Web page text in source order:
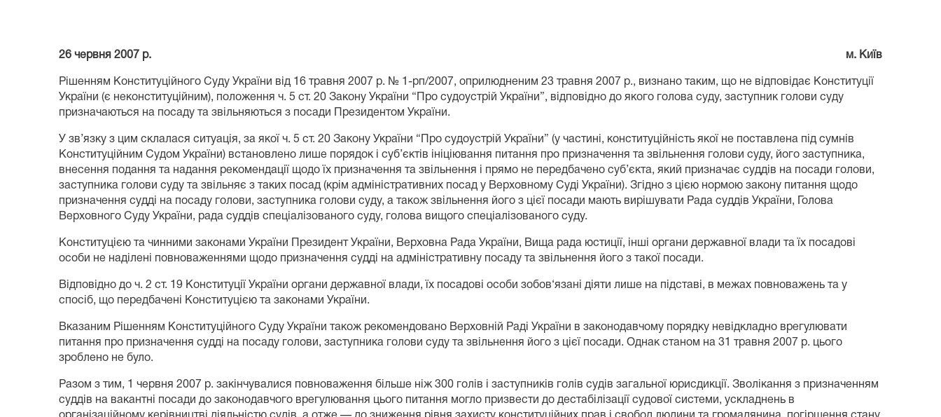
26 червня 2007 р. м. Київ
Рішенням Конституційного Суду України від 16 травня 2007 р. № 1-рп/2007, оприлюдненим 23 травня 2007 р., визнано таким, що не відповідає Конституції
України (є неконституційним), положення ч. 5 ст. 20 Закону України “Про судоустрій України”, відповідно до якого голова суду, заступник голови суду
призначаються на посаду та звільняються з посади Президентом України.
У зв’язку з цим склалася ситуація, за якої ч. 5 ст. 20 Закону України “Про судоустрій України” (у частині, конституційність якої не поставлена під сумнів
Конституційним Судом України) встановлено лише порядок і суб’єктів ініціювання питання про призначення та звільнення голови суду, його заступника,
внесення подання та надання рекомендації щодо їх призначення та звільнення і прямо не передбачено суб’єкта, який призначає суддів на посади голови,
заступника голови суду та звільняє з таких посад (крім адміністративних посад у Верховному Суді України). Згідно з цією нормою закону питання щодо
призначення судді на посаду голови, заступника голови суду, а також звільнення його з цієї посади мають вирішувати Рада суддів України, Голова
Верховного Суду України, рада суддів спеціалізованого суду, голова вищого спеціалізованого суду.
Конституцією та чинними законами України Президент України, Верховна Рада України, Вища рада юстиції, інші органи державної влади та їх посадові
особи не наділені повноваженнями щодо призначення судді на адміністративну посаду та звільнення його з такої посади.
Відповідно до ч. 2 ст. 19 Конституції України органи державної влади, їх посадові особи зобов‘язані діяти лише на підставі, в межах повноважень та у
спосіб, що передбачені Конституцією та законами України.
Вказаним Рішенням Конституційного Суду України також рекомендовано Верховній Раді України в законодавчому порядку невідкладно врегулювати
питання про призначення судді на посаду голови, заступника голови суду та звільнення його з цієї посади. Однак станом на 31 травня 2007 р. цього
зроблено не було.
Разом з тим, 1 червня 2007 р. закінчувалися повноваження більше ніж 300 голів і заступників голів судів загальної юрисдикції. Зволікання з призначенням
суддів на вакантні посади до законодавчого врегулювання цього питання могло призвести до дестабілізації судової системи, ускладнень в